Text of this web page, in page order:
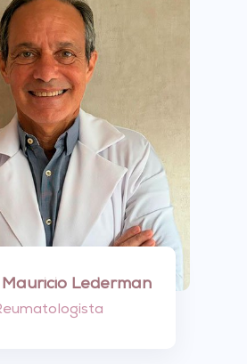
Mauricio Lederman